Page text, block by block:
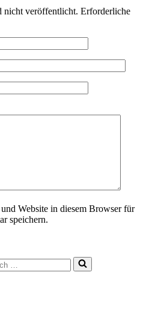
nicht veröffentlicht. Erforderliche
Website in diesem Browser für
speichern.